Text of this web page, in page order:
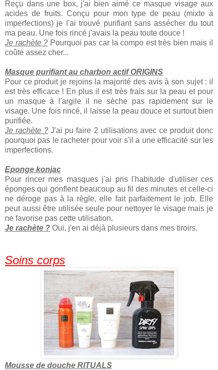
Reçu dans une box, j'ai bien aimé ce masque visage aux
acides de fruits. Conçu pour mon type de peau (mixte à
imperfections) je l'ai trouvé purifiant sans assécher du tout
ma peau. Une fois rincé j'avais la peau toute douce !
Je rachète ? Pourquoi pas car la compo est très bien mais il
coûte assez cher...
Masque purifiant au charbon actif ORIGINS
Pour ce produit je rejoins la majorité des avis à son sujet : il
est très efficace ! En plus il est très frais sur la peau et pour
un masque à l'argile il ne sèche pas rapidement sur le
visage. Une fois rincé, il laisse la peau douce et surtout bien
purifiée.
Je rachète ? J'ai pu faire 2 utilisations avec ce produit donc
pourquoi pas le racheter pour voir s'il a une efficacité sur les
imperfections.
Eponge konjac
Pour rincer mes masques j'ai pris l'habitude d'utiliser ces
éponges qui gonflent beaucoup au fil des minutes et celle-ci
ne déroge pas à la règle, elle fait parfaitement le job. Elle
peut aussi être utilisée seule pour nettoyer le visage mais je
ne favorise pas cette utilisation.
Je rachète ? Oui, j'en ai déjà plusieurs dans mes tiroirs.
Soins corps
Mousse de douche RITUALS